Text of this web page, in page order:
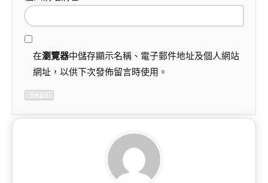
在瀏覽器中儲存顯示名稱、電子郵件地址及個人網站
網址，以供下次發佈留言時使用。